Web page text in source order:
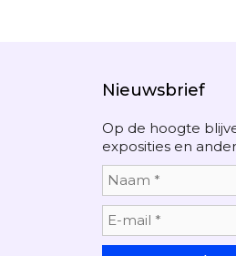
Nieuwsbrief
Op de hoogte
exposities en